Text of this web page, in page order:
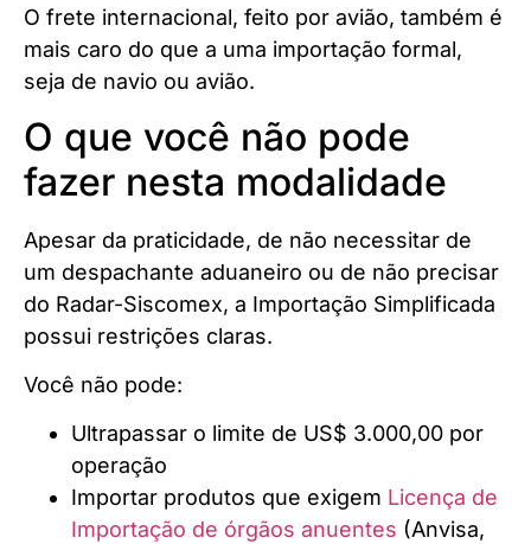
O frete internacional, feito por avião, também é
mais caro do que a uma importação formal,
seja de navio ou avião.
O que você não pode
fazer nesta modalidade
Apesar da praticidade, de não necessitar de
um despachante aduaneiro ou de não precisar
do Radar-Siscomex, a Importação Simplificada
possui restrições claras.
Você não pode:
Ultrapassar o limite de US$ 3.000,00 por
operação
Importar produtos que exigem Licença de
Importação de órgãos anuentes (Anvisa,